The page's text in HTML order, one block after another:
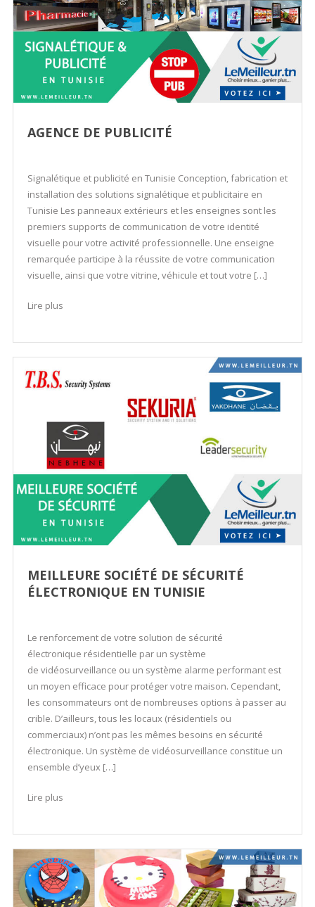
AGENCE DE PUBLICITÉ
Signalétique et publicité en Tunisie Conception, fabrication et
installation des solutions signalétique et publicitaire en
Tunisie​ Les panneaux extérieurs et les enseignes sont les
premiers supports de communication de votre identité
visuelle pour votre activité professionnelle. Une enseigne
remarquée participe à la réussite de votre communication
visuelle, ainsi que votre vitrine, véhicule et tout votre […]
Lire plus
MEILLEURE SOCIÉTÉ DE SÉCURITÉ
ÉLECTRONIQUE EN TUNISIE
Le renforcement de votre solution de sécurité
électronique résidentielle par un système
de vidéosurveillance ou un système alarme performant est
un moyen efficace pour protéger votre maison. Cependant,
les consommateurs ont de nombreuses options à passer au
crible. D’ailleurs, tous les locaux (résidentiels ou
commerciaux) n’ont pas les mêmes besoins en sécurité
électronique. Un système de vidéosurveillance constitue un
ensemble d’yeux […]
Lire plus